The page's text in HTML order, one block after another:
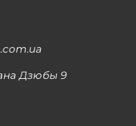
Дзюбы 9